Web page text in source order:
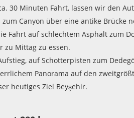
30 Minuten Fahrt, lassen wir den
Canyon über eine antike Brücke
Fahrt auf schlechtem Asphalt zum
zu Mittag zu essen.
auf Schotterpisten zum
Panorama auf den
heutiges Ziel Beyşehir.